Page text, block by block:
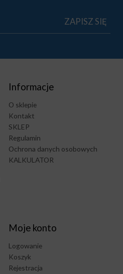
Informacje
O sklepie
Kontakt
SKLEP
Regulamin
Ochrona danych osobowych
KALKULATOR
Moje konto
Logowanie
Koszyk
Rejestracja